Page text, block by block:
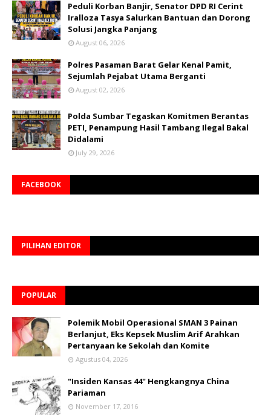
Peduli Korban Banjir, Senator DPD RI Cerint
Iralloza Tasya Salurkan Bantuan dan Dorong
Solusi Jangka Panjang
August 06, 2026
Polres Pasaman Barat Gelar Kenal Pamit,
Sejumlah Pejabat Utama Berganti
August 02, 2026
Polda Sumbar Tegaskan Komitmen Berantas
PETI, Penampung Hasil Tambang Ilegal Bakal
Didalami
July 29, 2026
FACEBOOK
PILIHAN EDITOR
POPULAR
Polemik Mobil Operasional SMAN 3 Painan
Berlanjut, Eks Kepsek Muslim Arif Arahkan
Pertanyaan ke Sekolah dan Komite
Agustus 04, 2026
"Insiden Kansas 44" Hengkangnya China
Pariaman
November 17, 2016